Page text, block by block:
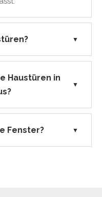
▼
Haustüren in
▼
Fenster? ▼